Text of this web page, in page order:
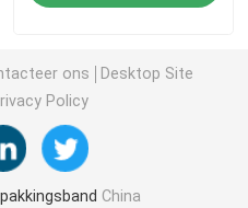
ons
Desktop Site
Policy
China